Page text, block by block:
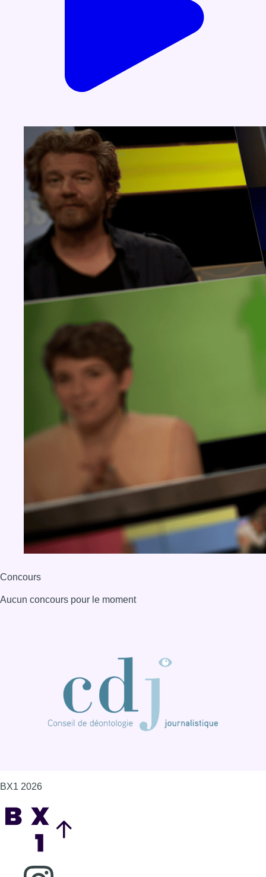
Concours
Aucun concours pour le moment
BX1 2026
Consulter page Instagram